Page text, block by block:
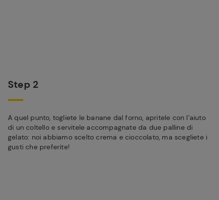
Step 2
A quel punto, togliete le banane dal forno, apritele con l’aiuto
di un coltello e servitele accompagnate da due palline di
gelato: noi abbiamo scelto crema e cioccolato, ma scegliete i
gusti che preferite!